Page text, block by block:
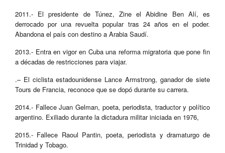
2011.- El presidente de Túnez, Zine el Abidine Ben Alí, es
derrocado por una revuelta popular tras 24 años en el poder.
Abandona el país con destino a Arabia Saudí.
2013.- Entra en vigor en Cuba una reforma migratoria que pone fin
a décadas de restricciones para viajar.
.– El ciclista estadounidense Lance Armstrong, ganador de siete
Tours de Francia, reconoce que se dopó durante su carrera.
2014.- Fallece Juan Gelman, poeta, periodista, traductor y político
argentino. Exiliado durante la dictadura militar iniciada en 1976,
2015.- Fallece Raoul Pantin, poeta, periodista y dramaturgo de
Trinidad y Tobago.